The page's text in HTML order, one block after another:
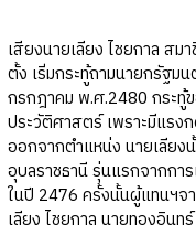
เสียงนายเลียง ไชยกาล ส
ตั้ง เริ่มกระทู้ถามนายกรัฐม
กรกฎาคม พ.ศ.2480 กระทู้
ประวัติศาสตร์ เพราะมีแรง
ออกจากตำแหน่ง นายเลีย
อุบลราชธานี รุ่นแรกจากกา
ในปี 2476 ครั้งนั้นผู้แทนฯจ
เลียง ไชยกาล นายทองอิน